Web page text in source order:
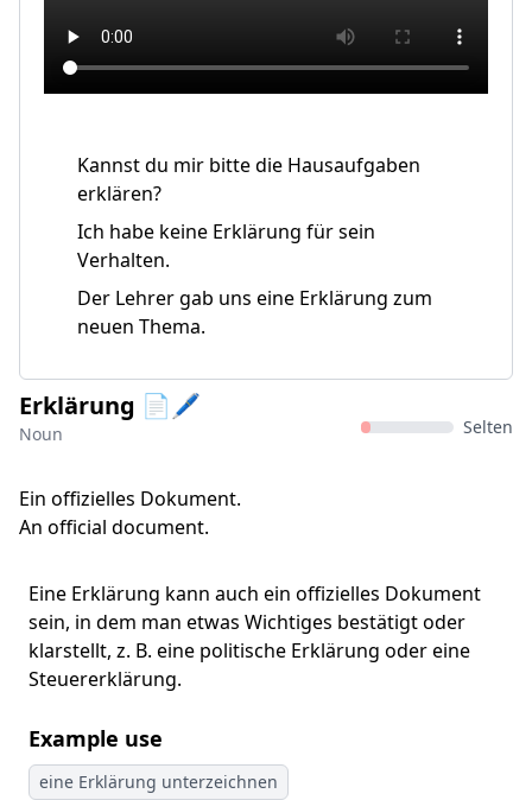
Kannst du mir bitte die Hausaufgaben
erklären?
Ich habe keine Erklärung für sein
Verhalten.
Der Lehrer gab uns eine Erklärung zum
neuen Thema.
Erklärung 📄🖊️
Noun Selten
Ein offizielles Dokument.
An official document.
Eine Erklärung kann auch ein offizielles Dokument
sein, in dem man etwas Wichtiges bestätigt oder
klarstellt, z. B. eine politische Erklärung oder eine
Steuererklärung.
Example use
eine Erklärung unterzeichnen